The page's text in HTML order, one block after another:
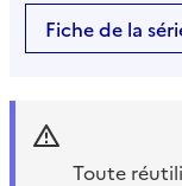
Fiche de la
Toute